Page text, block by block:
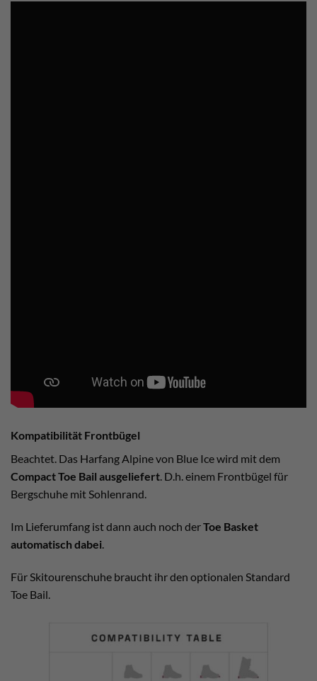
Kompatibilität Frontbügel
Beachtet. Das Harfang Alpine von Blue Ice wird mit dem
Compact Toe Bail ausgeliefert. D.h. einem Frontbügel für
Bergschuhe mit Sohlenrand.
Im Lieferumfang ist dann auch noch derToe Basket
automatisch dabei.
Für Skitourenschuhe braucht ihr den optionalen Standard
Toe Bail.